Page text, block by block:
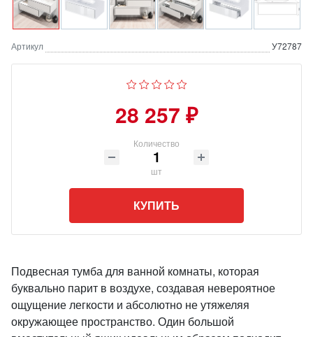
Артикул У72787
28 257 ₽
Количество
шт
КУПИТЬ
Подвесная тумба для ванной комнаты, которая
буквально парит в воздухе, создавая невероятное
ощущение легкости и абсолютно не утяжеляя
окружающее пространство. Один большой